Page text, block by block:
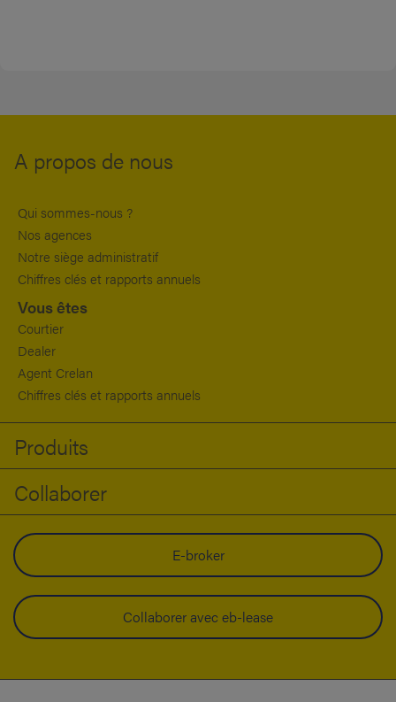
A propos de nous
Qui sommes-nous ?
Nos agences
Notre siège administratif
Chiffres clés et rapports annuels
Vous êtes
Courtier
Dealer
Agent Crelan
Chiffres clés et rapports annuels
Produits
Collaborer
E-broker
Collaborer avec eb-lease